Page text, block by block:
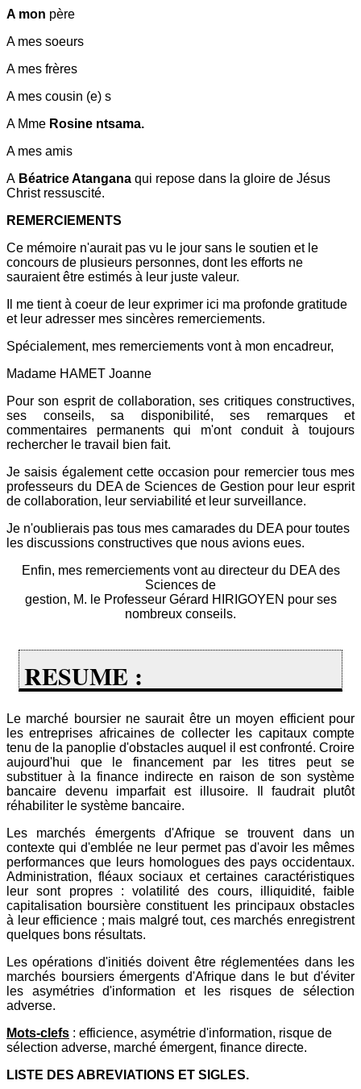
A mon père
A mes soeurs
A mes frères
A mes cousin (e) s
A Mme Rosine ntsama.
A mes amis
A Béatrice Atangana qui repose dans la gloire de Jésus
Christ ressuscité.
REMERCIEMENTS
Ce mémoire n'aurait pas vu le jour sans le soutien et le
concours de plusieurs personnes, dont les efforts ne
sauraient être estimés à leur juste valeur.
Il me tient à coeur de leur exprimer ici ma profonde gratitude
et leur adresser mes sincères remerciements.
Spécialement, mes remerciements vont à mon encadreur,
Madame HAMET Joanne
Pour son esprit de collaboration, ses critiques constructives,
ses conseils, sa disponibilité, ses remarques et
commentaires permanents qui m'ont conduit à toujours
rechercher le travail bien fait.
Je saisis également cette occasion pour remercier tous mes
professeurs du DEA de Sciences de Gestion pour leur esprit
de collaboration, leur serviabilité et leur surveillance.
Je n'oublierais pas tous mes camarades du DEA pour toutes
les discussions constructives que nous avions eues.
Enfin, mes remerciements vont au directeur du DEA des
Sciences de
gestion, M. le Professeur Gérard HIRIGOYEN pour ses
nombreux conseils.
RESUME :
Le marché boursier ne saurait être un moyen efficient pour
les entreprises africaines de collecter les capitaux compte
tenu de la panoplie d'obstacles auquel il est confronté. Croire
aujourd'hui que le financement par les titres peut se
substituer à la finance indirecte en raison de son système
bancaire devenu imparfait est illusoire. Il faudrait plutôt
réhabiliter le système bancaire.
Les marchés émergents d'Afrique se trouvent dans un
contexte qui d'emblée ne leur permet pas d'avoir les mêmes
performances que leurs homologues des pays occidentaux.
Administration, fléaux sociaux et certaines caractéristiques
leur sont propres : volatilité des cours, illiquidité, faible
capitalisation boursière constituent les principaux obstacles
à leur efficience ; mais malgré tout, ces marchés enregistrent
quelques bons résultats.
Les opérations d'initiés doivent être réglementées dans les
marchés boursiers émergents d'Afrique dans le but d'éviter
les asymétries d'information et les risques de sélection
adverse.
Mots-clefs : efficience, asymétrie d'information, risque de
sélection adverse, marché émergent, finance directe.
LISTE DES ABREVIATIONS ET SIGLES.